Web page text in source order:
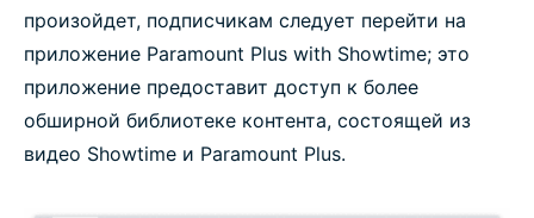
произойдет, подписчикам следует перейти на
приложение Paramount Plus with Showtime; это
приложение предоставит доступ к более
обширной библиотеке контента, состоящей из
видео Showtime и Paramount Plus.